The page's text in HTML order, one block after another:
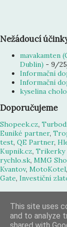
Nežádoucí
mavakamten
Dublin) - 9/
Informační
Informační
kyselina
Doporučujeme
Shopeek.cz,
Euniké partner,
test, QE Partner,
Kupnik.cz, Trikerky
rychlo.sk, MMG
Kvantov, MotoKotel,
Gate, Investiční
This site uses
and to analyze